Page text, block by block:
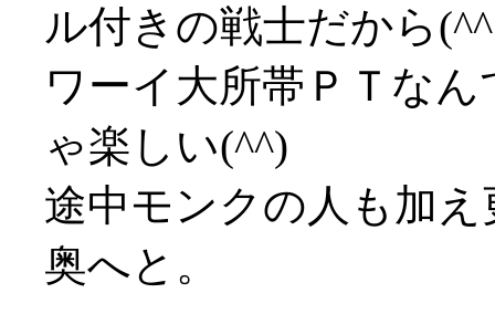
ル付きの戦士だから
ワーイ大所帯ＰＴな
ゃ楽しい(^^)
途中モンクの人も加
奥へと。